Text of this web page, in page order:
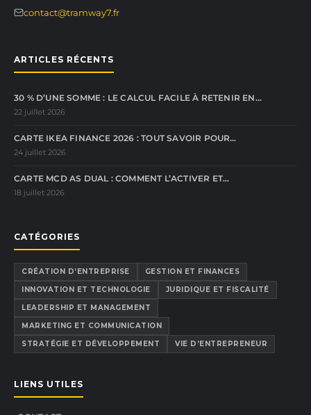
contact@tramway7.fr
ARTICLES RÉCENTS
30 % D’UNE SOMME : LE CALCUL FACILE À RETENIR EN…
22 juillet 2026
CARTE IKEA FINANCE 2026 : TOUT SAVOIR POUR…
24 juillet 2026
CARTE MCD AS DUAL : COMMENT L’ACTIVER ET…
18 juillet 2026
CATÉGORIES
CRÉATION D’ENTREPRISE
GESTION ET FINANCES
INNOVATION ET TECHNOLOGIE
JURIDIQUE ET FISCALITÉ
LEADERSHIP ET MANAGEMENT
MARKETING ET COMMUNICATION
STRATÉGIE ET DÉVELOPPEMENT
VIE D’ENTREPRENEUR
LIENS UTILES